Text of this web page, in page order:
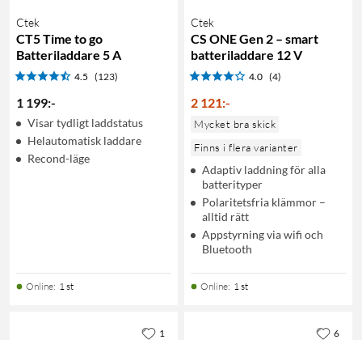
Ctek
CT5 Time to go
Batteriladdare 5 A
4.5 (123)
1 199:-
Visar tydligt laddstatus
Helautomatisk laddare
Recond-läge
Online: 1 st
Ctek
CS ONE Gen 2 – smart
batteriladdare 12 V
4.0 (4)
2 121:-
Mycket bra skick
Finns i flera varianter
Adaptiv laddning för alla
batterityper
Polaritetsfria klämmor –
alltid rätt
Appstyrning via wifi och
Bluetooth
Online: 1 st
1 6